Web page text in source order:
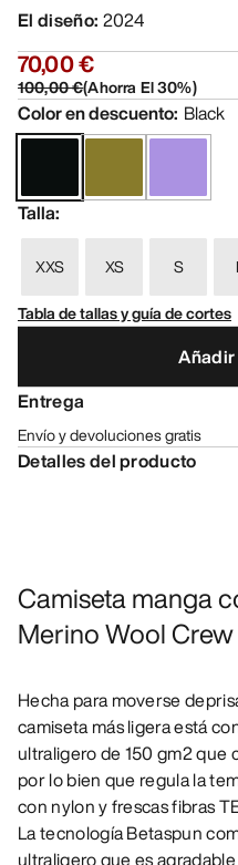
El diseño: 2024
70,00 €
100,00 €(Ahorra El30%)
Color en descuento: Black
Talla:
XXS XS S
Tabla de tallas y guía de cortes
Añadir
Entrega
Envío y devoluciones gratis
Detalles del producto
Camiseta manga
Merino Wool
Hecha para moverse
camiseta más ligera está
ultraligero de 150 gm2 que
por lo bien que regula la
con nylon y frescas fibras
La tecnología Betaspun